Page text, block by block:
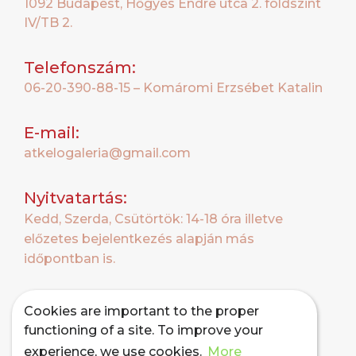
Cookies are important to the proper
functioning of a site. To improve your
experience, we use cookies. More
1092 Budapest, Hőgyes Endre utca 2. földszint
IV/TB 2.
Telefonszám:
06-20-390-88-15 – Komáromi Erzsébet Katalin
E-mail:
atkelogaleria@gmail.com
Nyitvatartás:
Kedd, Szerda, Csütörtök: 14-18 óra illetve
előzetes bejelentkezés alapján más
időpontban is.